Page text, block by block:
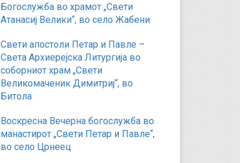
Богослужба во храмот „Свети
Атанасиј Велики“, во село Жабени
Свети апостоли Петар и Павле –
Света Архиерејска Литургија во
соборниот храм „Свети
Великомаченик Димитриј“, во
Битола
Воскресна Вечерна богослужба во
манастирот „Свети Петар и Павле“,
во село Црнеец